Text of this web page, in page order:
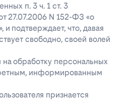
п. 3 ч. 1 ст. 3
27.07.2006 N 152-ФЗ «о
подтверждает, что, давая
свободно, своей волей
на обработку персональных
информированным
признается